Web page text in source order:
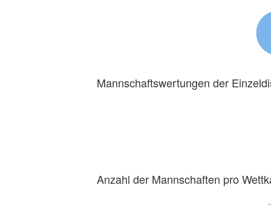
Mannschaftswertungen der
Anzahl der Mannschaften pro